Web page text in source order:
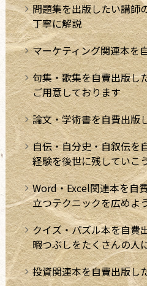
問題集を出版したい講師
丁寧に解説
マーケティング関連本を
句集・歌集を自費出版
ご用意しております
論文・学術書を自費出版
自伝・自分史・自叙伝
経験を後世に残していこ
Word・Excel関連本を自
立つテクニックを広めよ
クイズ・パズル本を自費
暇つぶしをたくさんの人
投資関連本を自費出版し